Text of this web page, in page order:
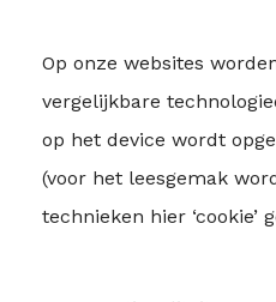
Op onze websites
vergelijkbare
op het device wordt
(voor het leesgemak
technieken hier ‘cookie’